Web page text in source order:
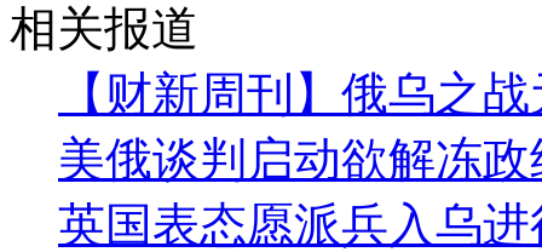
相关报道
【财新周刊】俄乌之
美俄谈判启动欲解冻
英国表态愿派兵入乌